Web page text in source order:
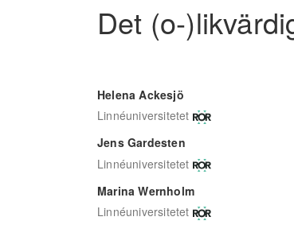
Det (o-
Helena Ackesjö
Linnéuniversitetet
Jens Gardesten
Linnéuniversitetet
Marina Wernholm
Linnéuniversitetet